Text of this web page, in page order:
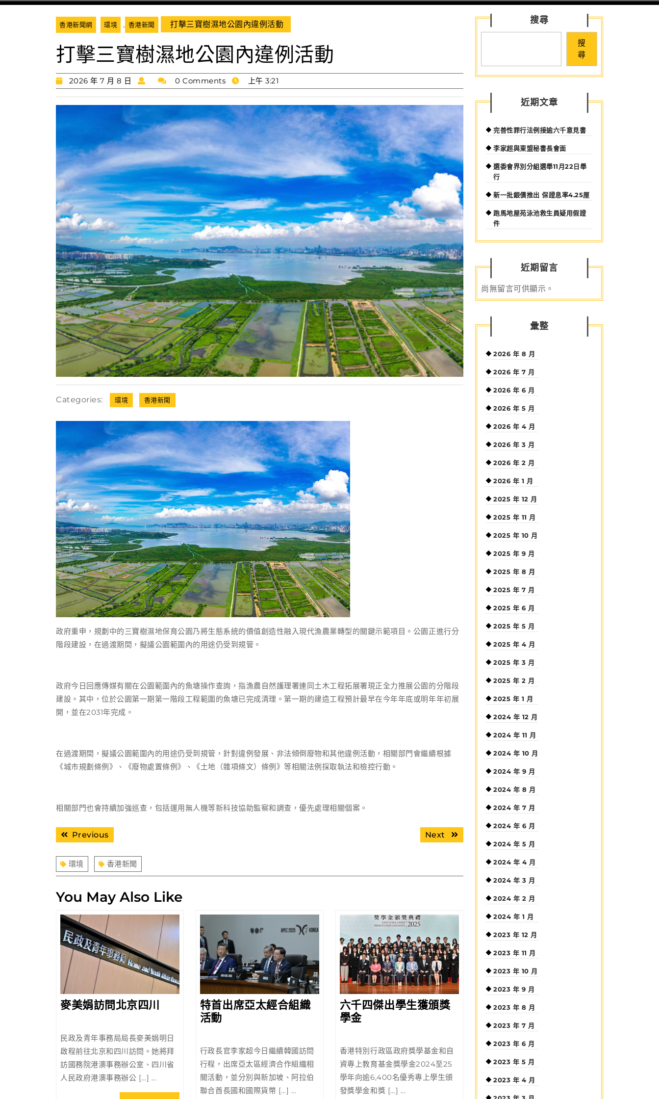
for:
香港新聞網 環境 , 香港新聞 打擊三寶樹濕地公園內違例活動
打擊三寶樹濕地公園內違例活動
2026 年 7 月 8 日
2026
年
月
8
日
0 Comments 上午 3:21
Categories: 環境 香港新聞
政府重申，規劃中的三寶樹濕地保育公園乃將生態系統的價值創造性融入現代漁農業轉型的關鍵示範項目。公園正進行分
階段建設，在過渡期間，擬議公園範圍內的用途仍受到規管。
政府今日回應傳媒有關在公園範圍內的魚塘操作查詢，指漁農自然護理署連同土木工程拓展署現正全力推展公園的分階段
建設。其中，位於公園第一期第一階段工程範圍的魚塘已完成清理。第一期的建造工程預計最早在今年年底或明年年初展
開，並在2031年完成。
在過渡期間，擬議公園範圍內的用途仍受到規管，針對違例發展、非法傾倒廢物和其他違例活動，相關部門會繼續根據
《城市規劃條例》、《廢物處置條例》、《土地（雜項條文）條例》等相關法例採取執法和檢控行動。
相關部門也會持續加強巡查，包括運用無人機等新科技協助監察和調查，優先處理相關個案。
文
章
導
PreviousPrevious
Next
Next
環境
香港新聞
You May Also Like
麥美娟訪問北京四川
訪
問
北
四
民政及青年事務局局長麥美娟明日
啟程前往北京和四川訪問。她將拜
訪國務院港澳事務辦公室、四川省
人民政府港澳事務辦公 […] ...
特首出席亞太經合組織
活動
席
亞
太
經
行政長官李家超今日繼續韓國訪問
行程，出席亞太區經濟合作組織相
關活動，並分別與新加坡、阿拉伯
聯合酋長國和國際貨幣 […] ...
六千四傑出學生獲頒獎
學金六
傑
出
學
生
香港特別行政區政府獎學基金和自
資專上教育基金獎學金2024至25
學年向逾6,400名優秀專上學生頒
發獎學金和獎 […] ...
搜尋
搜
尋
近期文章
完善性罪行法例接逾六千意見書
李家超與東盟秘書長會面
選委會界別分組選舉11月22日舉
行
新一批銀債推出 保證息率4.25厘
跑馬地屋苑泳池救生員疑用假證
件
近期留言
尚無留言可供顯示。
彙整
2026 年 8 月
2026 年 7 月
2026 年 6 月
2026 年 5 月
2026 年 4 月
2026 年 3 月
2026 年 2 月
2026 年 1 月
2025 年 12 月
2025 年 11 月
2025 年 10 月
2025 年 9 月
2025 年 8 月
2025 年 7 月
2025 年 6 月
2025 年 5 月
2025 年 4 月
2025 年 3 月
2025 年 2 月
2025 年 1 月
2024 年 12 月
2024 年 11 月
2024 年 10 月
2024 年 9 月
2024 年 8 月
2024 年 7 月
2024 年 6 月
2024 年 5 月
2024 年 4 月
2024 年 3 月
2024 年 2 月
2024 年 1 月
2023 年 12 月
2023 年 11 月
2023 年 10 月
2023 年 9 月
2023 年 8 月
2023 年 7 月
2023 年 6 月
2023 年 5 月
2023 年 4 月